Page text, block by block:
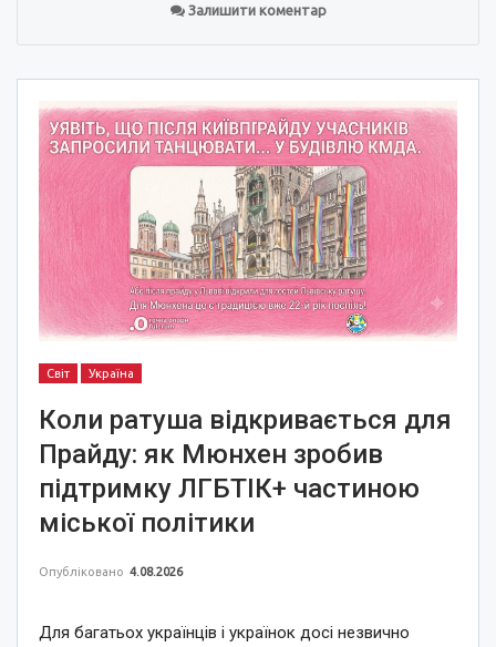
Залишити коментар
Світ Україна
Коли ратуша відкривається для
Прайду: як Мюнхен зробив
підтримку ЛГБТІК+ частиною
міської політики
Опубліковано 4.08.2026
Для багатьох українців і українок досі незвично